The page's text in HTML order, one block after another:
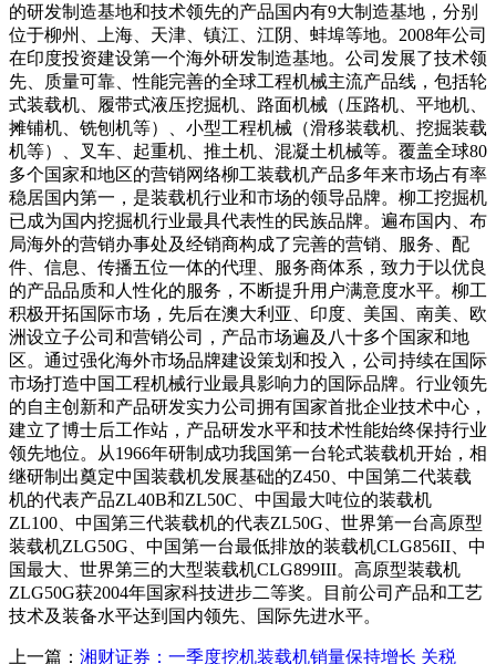
的研发制造基地和技术领先的产品国内有9大制造基地，分别
位于柳州、上海、天津、镇江、江阴、蚌埠等地。2008年公司
在印度投资建设第一个海外研发制造基地。公司发展了技术领
先、质量可靠、性能完善的全球工程机械主流产品线，包括轮
式装载机、履带式液压挖掘机、路面机械（压路机、平地机、
摊铺机、铣刨机等）、小型工程机械（滑移装载机、挖掘装载
机等）、叉车、起重机、推土机、混凝土机械等。覆盖全球80
多个国家和地区的营销网络柳工装载机产品多年来市场占有率
稳居国内第一，是装载机行业和市场的领导品牌。柳工挖掘机
已成为国内挖掘机行业最具代表性的民族品牌。遍布国内、布
局海外的营销办事处及经销商构成了完善的营销、服务、配
件、信息、传播五位一体的代理、服务商体系，致力于以优良
的产品品质和人性化的服务，不断提升用户满意度水平。柳工
积极开拓国际市场，先后在澳大利亚、印度、美国、南美、欧
洲设立子公司和营销公司，产品市场遍及八十多个国家和地
区。通过强化海外市场品牌建设策划和投入，公司持续在国际
市场打造中国工程机械行业最具影响力的国际品牌。行业领先
的自主创新和产品研发实力公司拥有国家首批企业技术中心，
建立了博士后工作站，产品研发水平和技术性能始终保持行业
领先地位。从1966年研制成功我国第一台轮式装载机开始，相
继研制出奠定中国装载机发展基础的Z450、中国第二代装载
机的代表产品ZL40B和ZL50C、中国最大吨位的装载机
ZL100、中国第三代装载机的代表ZL50G、世界第一台高原型
装载机ZLG50G、中国第一台最低排放的装载机CLG856II、中
国最大、世界第三的大型装载机CLG899III。高原型装载机
ZLG50G获2004年国家科技进步二等奖。目前公司产品和工艺
技术及装备水平达到国内领先、国际先进水平。
上一篇： 湘财证券：一季度挖机装载机销量保持增长 关税